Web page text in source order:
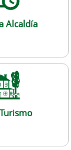
Alcaldía